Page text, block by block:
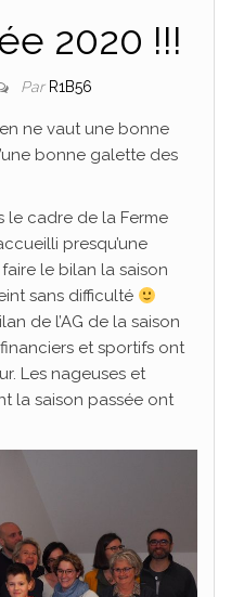
2020 !!!
Par R1B56
ne vaut une bonne
bonne galette des
le cadre de la Ferme
presqu’une
le bilan la saison
sans difficulté
de l’AG de la saison
et sportifs ont
Les nageuses et
la saison passée ont